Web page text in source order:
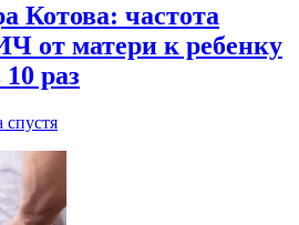
Котова: частота
от матери к ребенку
раз
спустя